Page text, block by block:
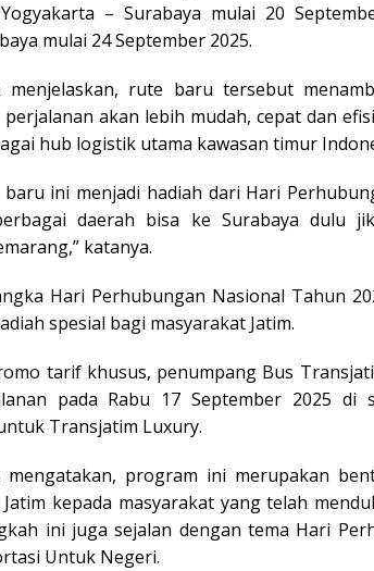
– Surabaya mulai 20
mulai 24 September 2025.
menjelaskan, rute baru tersebut
akan lebih mudah, cepat dan
hub logistik utama kawasan timur
ini menjadi hadiah dari Hari
daerah bisa ke Surabaya dulu
katanya.
Hari Perhubungan Nasional Tahun
spesial bagi masyarakat Jatim.
tarif khusus, penumpang Bus
pada Rabu 17 September 2025 di
Transjatim Luxury.
program ini merupakan
kepada masyarakat yang telah
ini juga sejalan dengan tema Hari
Untuk Negeri.